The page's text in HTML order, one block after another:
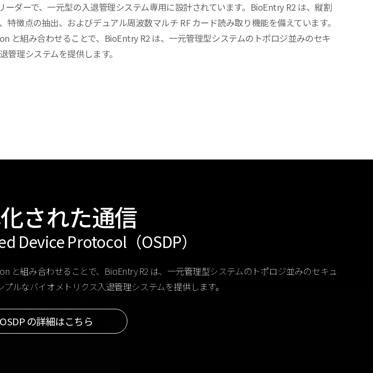
ダーで、一元型の入退管理システム専用に設計されています。BioEntry R2 は、縦割
徴点の抽出、およびデュアル周波数マルチ RF カード読み取り機能を備えています。
と組み合わせることで、BioEntry R2 は、一元管理型システムのトポロジ並みのセキ
理システムを提供します。
された通信
Device Protocol（OSDP）
と組み合わせることで、BioEntry R2 は、一元管理型システムのトポロジ並みのセキュ
ルなバイオメトリクス入退管理システムを提供します。
OSDP の詳細はこちら